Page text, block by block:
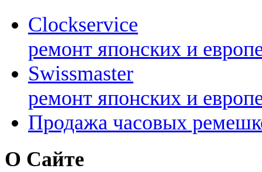
Clockservice
ремонт японских и
Swissmaster
ремонт японских и
Продажа часовых
О Сайте